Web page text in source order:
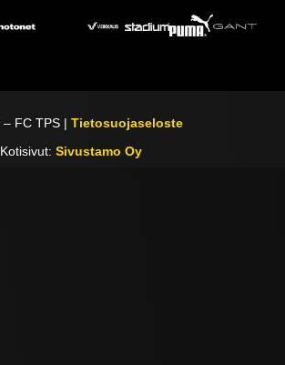
– FC TPS |Tietosuojaseloste
Kotisivut: Sivustamo Oy